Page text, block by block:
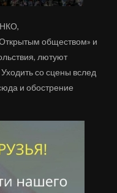
НКО,
обществом» и
лютуют
со сцены вслед
и обострение